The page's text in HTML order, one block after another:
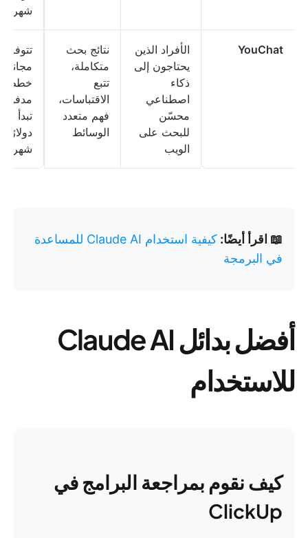
شهريًا
YouChat
الأفراد الذين
يحتاجون إلى
ذكاء
اصطناعي
محسّن
للبحث على
الويب
نتائج بحث
متكاملة،
تتبع
الاقتباسات،
فهم متعدد
الوسائط
تتوفر
مجانية؛
خطط
دولارًا
شهريًا
📖 اقرأ أيضًا:
كيفية استخدام Claude AI للمساعدة
في البرمجة
أفضل بدائل Claude AI
للاستخدام
كيف نقوم بمراجعة البرامج في
ClickUp